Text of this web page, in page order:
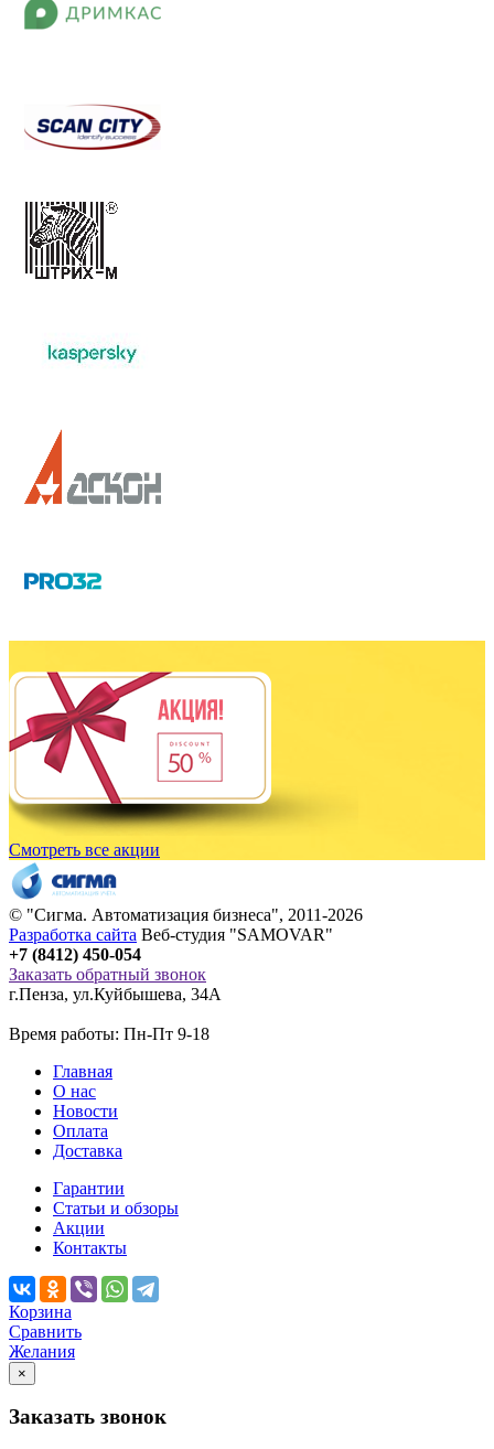
Смотреть все акции
© "Сигма. Автоматизация бизнеса", 2011-2026
Разработка сайта Веб-студия "SAMOVAR"
+7 (8412) 450-054
Заказать обратный звонок
г.Пенза, ул.Куйбышева, 34А
Время работы: Пн-Пт 9-18
Главная
О нас
Новости
Оплата
Доставка
Гарантии
Статьи и обзоры
Акции
Контакты
Корзина
Сравнить
Желания
×
Заказать звонок